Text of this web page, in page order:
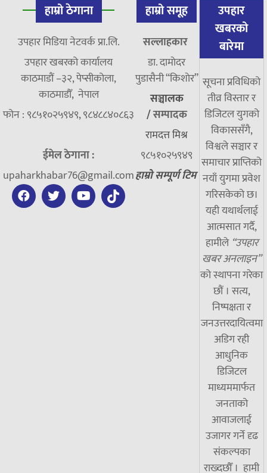
हाम्रो ठेगाना
उपहार मिडिया नेटवर्क प्रा.लि.
उपहार खबरको कार्यालय
काठमाडौं –३२, पेप्सीकोला,
काठमाडौँ, नेपाल
फोन : ९८५१०२५९४९, ९८४८८४०८६३
ईमेल ठेगाना :
upaharkhabar76@gmail.com
हाम्रो समूह
सल्लाहकार
डा. दामाेदर
पुडासैनी “किशाेर”
सञ्चालक
/सम्पादक
रामदत्त मिश्र
९८५१०२५९४९
हाम्रो सम्पूर्ण टिम
उपहार
खबरको
बारेमा
सूचना प्रविधिको
तीव्र विस्तार र
डिजिटल युगको
विकाससँगै,
विश्वले सञ्चार र
समाचार प्राप्तिको
नयाँ युगमा प्रवेश
गरिसकेको छ।
यही यथार्थलाई
आत्मसात गर्दै,
हामीले “उपहार
खबर अनलाइन”
को स्थापना गरेका
छौं । सत्य,
निष्पक्षता र
जनउत्तरदायित्वमा
अडिग रही
आधुनिक
डिजिटल
माध्यममार्फत
जनताको
आवाजलाई
उजागर गर्ने दृढ
संकल्पका
राख्दछौँ । हामी